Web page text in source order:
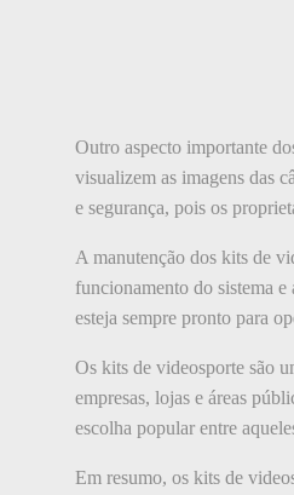
Outro aspecto importante
visualizem as imagens das
e segurança, pois os
A manutenção dos kits de
funcionamento do sistema
esteja sempre pronto para
Os kits de videosporte são
empresas, lojas e áreas
escolha popular entre
Em resumo, os kits de